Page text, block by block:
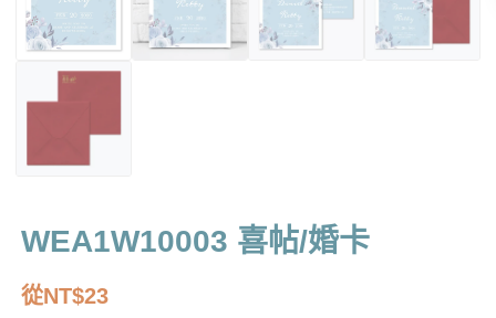
WEA1W10003 喜帖/婚卡
從NT$23